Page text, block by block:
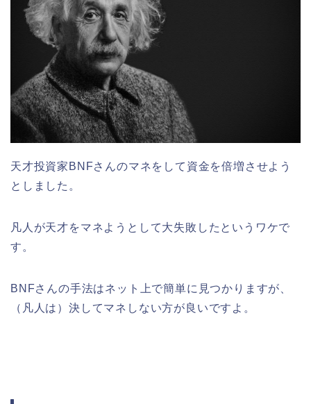
天才投資家BNFさんのマネをして資金を倍増させよう
としました。
凡人が天才をマネようとして大失敗したというワケで
す。
BNFさんの手法はネット上で簡単に見つかりますが、
（凡人は）決してマネしない方が良いですよ。